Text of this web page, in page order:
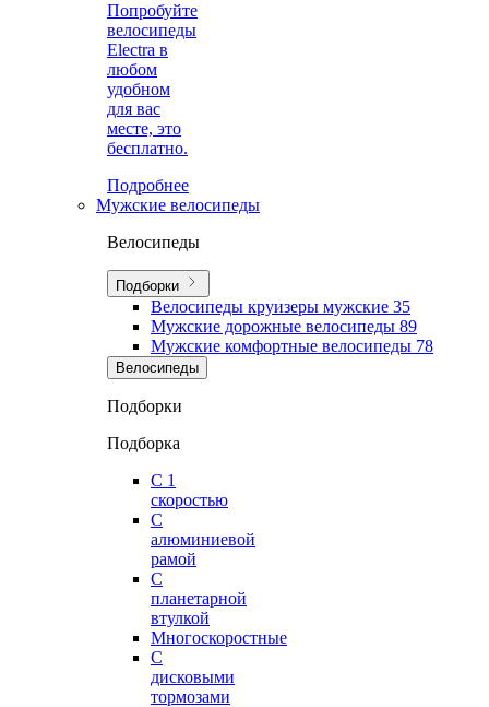
Попробуйте
велосипеды
Electra в
любом
удобном
для вас
месте, это
бесплатно.
Подробнее
Мужские велосипеды
Велосипеды
Подборки
Велосипеды круизеры мужские 35
Мужские дорожные велосипеды 89
Мужские комфортные велосипеды 78
Велосипеды
Подборки
Подборка
С 1
скоростью
С
алюминиевой
рамой
С
планетарной
втулкой
Многоскоростные
С
дисковыми
тормозами